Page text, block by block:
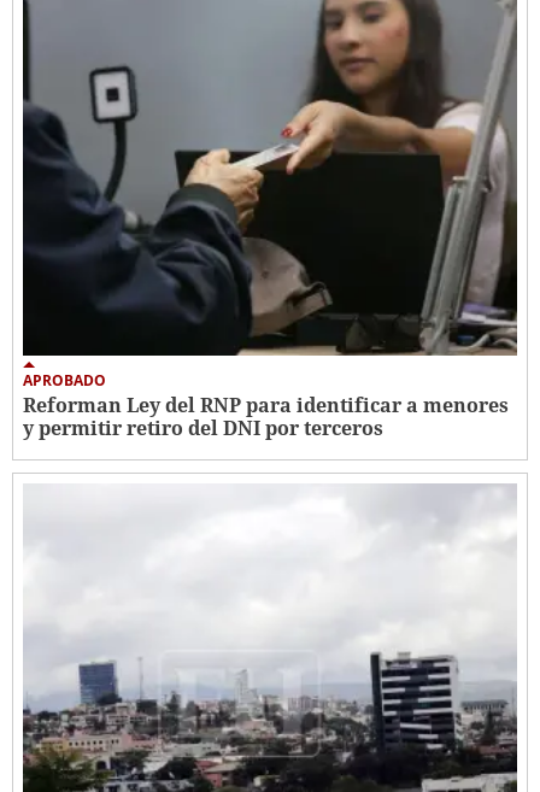
APROBADO
Reforman Ley del RNP para identificar a menores
y permitir retiro del DNI por terceros